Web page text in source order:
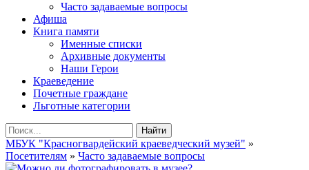
Часто задаваемые вопросы
Афиша
Книга памяти
Именные списки
Архивные документы
Наши Герои
Краеведение
Почетные граждане
Льготные категории
Найти
МБУК "Красногвардейский краеведческий музей" »
Посетителям » Часто задаваемые вопросы